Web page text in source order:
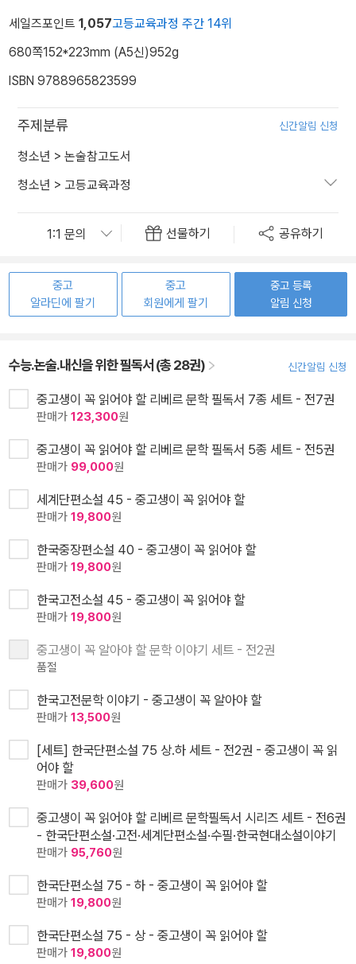
세일즈포인트 1,057고등교육과정 주간 14위
680쪽152*223mm (A5신)952g
ISBN 9788965823599
주제분류 신간알림 신청
청소년 > 논술참고도서
청소년 > 고등교육과정
선물하기 공유하기
중고
알라딘에 팔기
중고
회원에게 팔기
중고 등록
알림 신청
수능.논술.내신을 위한 필독서 (총 28권) 신간알림 신청
중고생이 꼭 읽어야 할 리베르 문학 필독서 7종 세트 - 전7권
판매가 123,300원
중고생이 꼭 읽어야 할 리베르 문학 필독서 5종 세트 - 전5권
판매가 99,000원
세계단편소설 45 - 중고생이 꼭 읽어야 할
판매가 19,800원
한국중장편소설 40 - 중고생이 꼭 읽어야 할
판매가 19,800원
한국고전소설 45 - 중고생이 꼭 읽어야 할
판매가 19,800원
중고생이 꼭 알아야 할 문학 이야기 세트 - 전2권
품절
한국고전문학 이야기 - 중고생이 꼭 알아야 할
판매가 13,500원
[세트] 한국단편소설 75 상.하 세트 - 전2권 - 중고생이 꼭 읽
어야 할
판매가 39,600원
중고생이 꼭 읽어야 할 리베르 문학필독서 시리즈 세트 - 전6권
- 한국단편소설·고전·세계단편소설·수필·한국현대소설이야기
판매가 95,760원
한국단편소설 75 - 하 - 중고생이 꼭 읽어야 할
판매가 19,800원
한국단편소설 75 - 상 - 중고생이 꼭 읽어야 할
판매가 19,800원